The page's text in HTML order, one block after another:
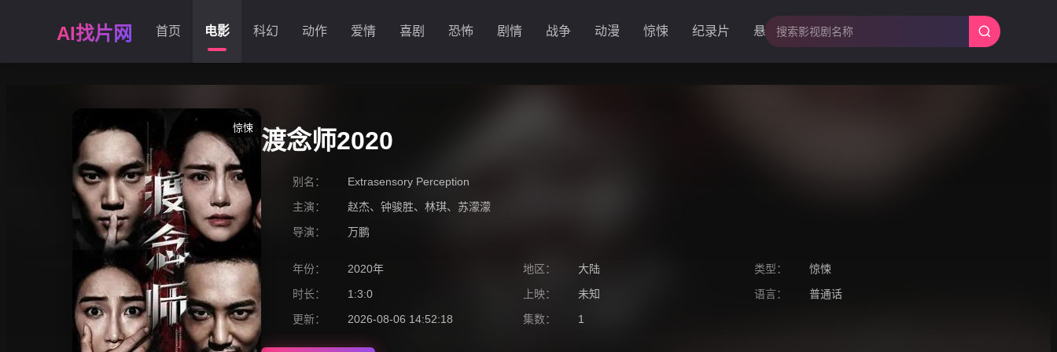
AI找片网 首页 电影 科幻 动作 爱情 喜剧 恐怖 剧情 战争 动漫 惊悚 纪录片 悬疑
惊悚 渡念师2020
别名：
Extrasensory Perception
主演：
赵杰、 钟骏胜、 林琪、 苏濛濛
导演：
万鹏
年份： 2020年 地区： 大陆 类型：
惊悚
时长：
1:3:0 上映： 未知 语言：
普通话
更新：
2026-08-06 14:52:18 集数： 1